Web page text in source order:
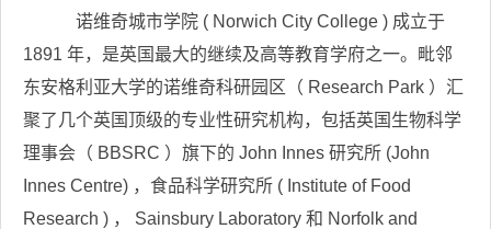
诺维奇城市学院 ( Norwich City College ) 成立于
1891 年，是英国最大的继续及高等教育学府之一。毗邻
东安格利亚大学的诺维奇科研园区（ Research Park ）汇
聚了几个英国顶级的专业性研究机构，包括英国生物科学
理事会（ BBSRC ）旗下的 John Innes 研究所 (John
Innes Centre) ，食品科学研究所 ( Institute of Food
Research ) ， Sainsbury Laboratory 和 Norfolk and